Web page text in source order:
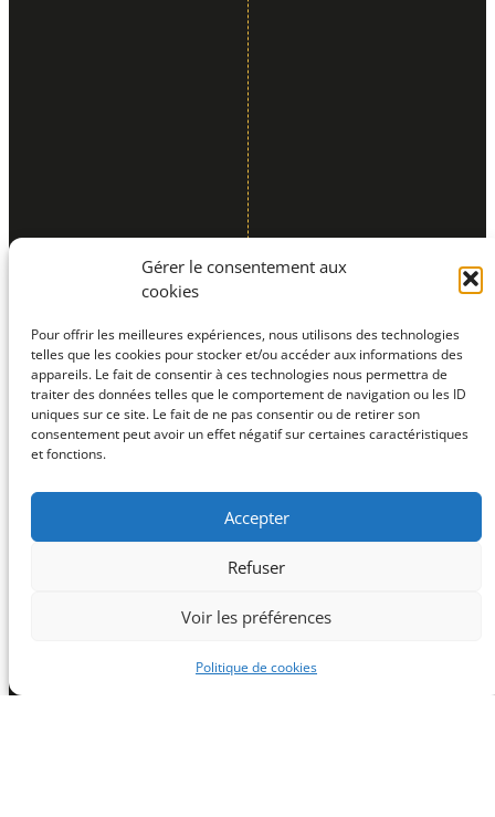
Gérer le consentement aux
cookies
Pour offrir les meilleures expériences, nous utilisons des technologies
telles que les cookies pour stocker et/ou accéder aux informations des
appareils. Le fait de consentir à ces technologies nous permettra de
traiter des données telles que le comportement de navigation ou les ID
uniques sur ce site. Le fait de ne pas consentir ou de retirer son
consentement peut avoir un effet négatif sur certaines caractéristiques
et fonctions.
Accepter
Refuser
Voir les préférences
Politique de cookies